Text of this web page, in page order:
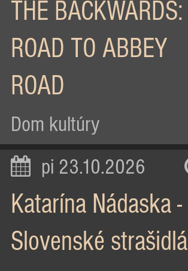
THE BACKWARDS:
ROAD TO ABBEY
ROAD
Dom kultúry
pi 23.10.2026
Katarína Nádaska -
Slovenské strašidlá